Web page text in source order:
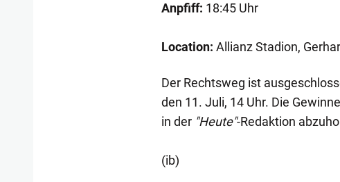
Anpfiff: 18:45 Uhr
Location: Allianz Stadion,
Der Rechtsweg ist
den 11. Juli, 14 Uhr. Die
in der "Heute"-Redaktion
(ib)